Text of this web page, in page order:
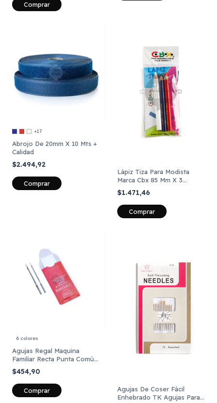
Comprar
+17
Abrojo De 20mm X 10 Mts +
Calidad
$2.494,92
Comprar
Lápiz Tiza Para Modista
Marca Cbx 85 Mm X 3
Unidades
$1.471,46
Comprar
6 colores
Agujas Regal Maquina
Familiar Recta Punta Común
X Paquete
$454,90
Comprar
Agujas De Coser Fácil
Enhebrado TK Agujas Para